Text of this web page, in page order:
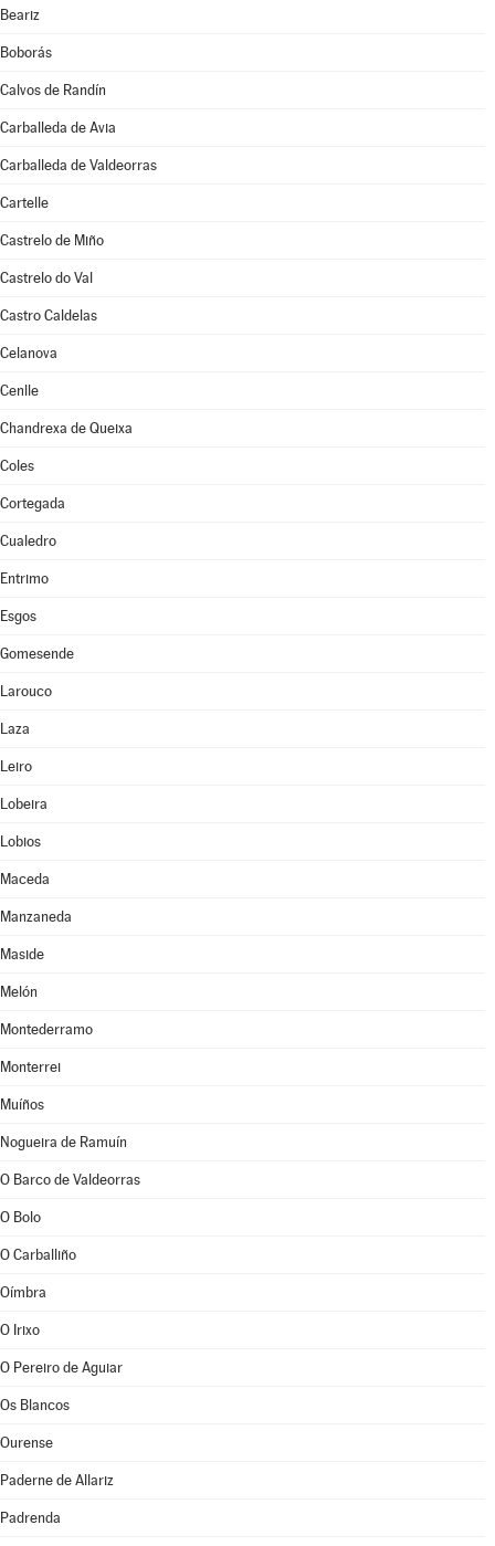
Beariz
Boborás
Calvos de Randín
Carballeda de Avia
Carballeda de Valdeorras
Cartelle
Castrelo de Miño
Castrelo do Val
Castro Caldelas
Celanova
Cenlle
Chandrexa de Queixa
Coles
Cortegada
Cualedro
Entrimo
Esgos
Gomesende
Larouco
Laza
Leiro
Lobeira
Lobios
Maceda
Manzaneda
Maside
Melón
Montederramo
Monterrei
Muíños
Nogueira de Ramuín
O Barco de Valdeorras
O Bolo
O Carballiño
Oímbra
O Irixo
O Pereiro de Aguiar
Os Blancos
Ourense
Paderne de Allariz
Padrenda